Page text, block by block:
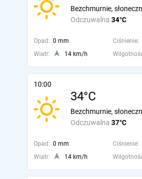
Odczuwalna 34°C
Bezchmurnie,
Opad: 0 mm Ciśnienie:
Wiatr:
14 km/h
10:00
34°C
Odczuwalna 37°C
Bezchmurnie,
Opad: 0 mm Ciśnienie:
Wiatr:
14 km/h